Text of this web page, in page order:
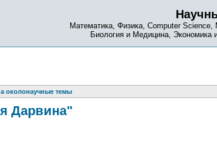
Математика, Физика, Computer
Биология и Медицина, Экономика
околонаучные темы
Дарвина"